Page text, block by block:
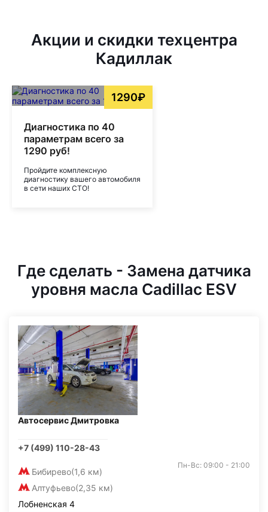
Акции и скидки техцентра
Кадиллак
1290₽
Диагностика по 40
параметрам всего за
1290 руб!
Пройдите комплексную
диагностику вашего автомобиля
в сети наших СТО!
Где сделать - Замена датчика
уровня масла Cadillac ESV
Автосервис Дмитровка
+7 (499) 110-28-43
Бибирево(1,6 км)
Алтуфьево(2,35 км)
Пн-Вс: 09:00 - 21:00
Лобненская 4